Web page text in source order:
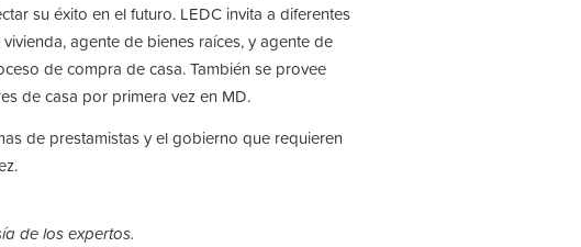
su éxito en el futuro. LEDC invita a diferentes
agente de bienes raíces, y agente de
de compra de casa. También se provee
de casa por primera vez en MD.
de prestamistas y el gobierno que requieren
de los expertos.